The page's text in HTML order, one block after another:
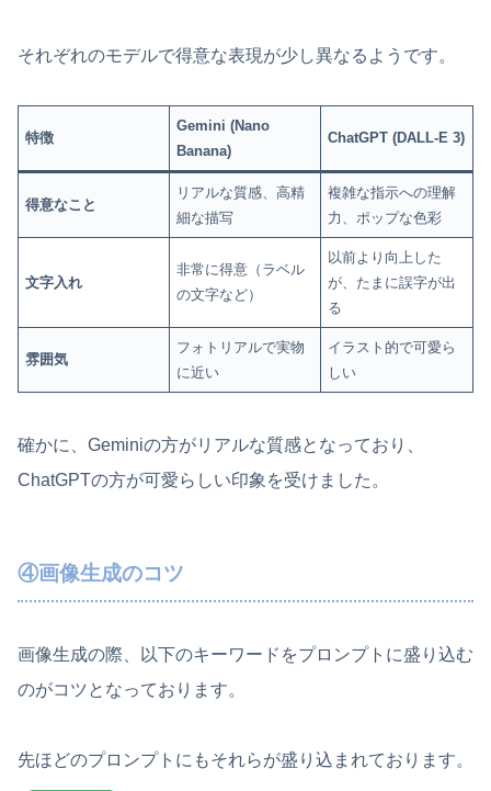
それぞれのモデルで得意な表現が少し異なるようです。
特徴
Gemini (Nano
Banana)
ChatGPT (DALL-E 3)
得意なこと
リアルな質感、高精
細な描写
複雑な指示への理解
力、ポップな色彩
文字入れ
非常に得意（ラベル
の文字など）
以前より向上した
が、たまに誤字が出
る
雰囲気
フォトリアルで実物
に近い
イラスト的で可愛ら
しい
確かに、Geminiの方がリアルな質感となっており、
ChatGPTの方が可愛らしい印象を受けました。
④画像生成のコツ
画像生成の際、以下のキーワードをプロンプトに盛り込む
のがコツとなっております。
先ほどのプロンプトにもそれらが盛り込まれております。